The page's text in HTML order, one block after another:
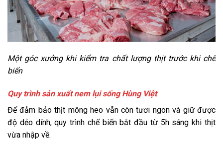
Một góc xưởng khi kiểm tra chất lượng thịt trước khi chế
biến
Quy trình sản xuất nem lụi sống Hùng Việt
Để đảm bảo thịt mông heo vẫn còn tươi ngon và giữ được
độ dẻo dính, quy trình chế biến bắt đầu từ 5h sáng khi thịt
vừa nhập về.